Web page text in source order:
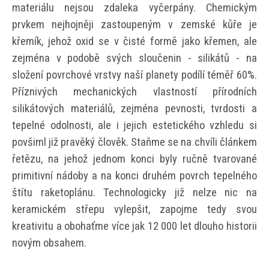
materiálu nejsou zdaleka vyčerpány. Chemickým
prvkem nejhojněji zastoupeným v zemské kůře je
křemík, jehož oxid se v čisté formě jako křemen, ale
zejména v podobě svých sloučenin - silikátů - na
složení povrchové vrstvy naší planety podílí téměř 60%.
Příznivých mechanických vlastností přírodních
silikátových materiálů, zejména pevnosti, tvrdosti a
tepelné odolnosti, ale i jejich estetického vzhledu si
povšiml již pravěký člověk. Staňme se na chvíli článkem
řetězu, na jehož jednom konci byly ručně tvarované
primitivní nádoby a na konci druhém povrch tepelného
štítu raketoplánu. Technologicky již nelze nic na
keramickém střepu vylepšit, zapojme tedy svou
kreativitu a obohaťme více jak 12 000 let dlouho historii
novým obsahem.